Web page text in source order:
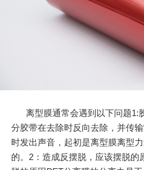
离型膜通常会遇到以下问题1:
分胶带在去除时反向去除，并传输
时发出声音，起初是离型膜离型
的。2：造成反摆脱，应该摆脱的